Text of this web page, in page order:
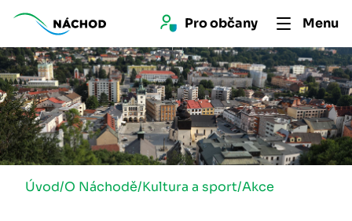
Pro občany Menu
Úvod/O Náchodě/Kultura a sport/Akce